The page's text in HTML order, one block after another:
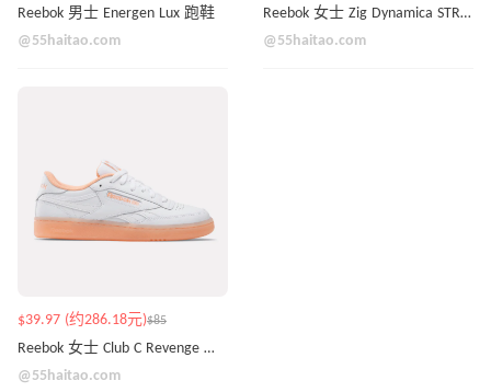
Reebok 男士 Energen Lux 跑鞋
@55haitao.com
Reebok 女士 Zig Dynamica STR 跑鞋
@55haitao.com
$39.97 (约286.18元)$85
Reebok 女士 Club C Revenge 运动鞋
@55haitao.com